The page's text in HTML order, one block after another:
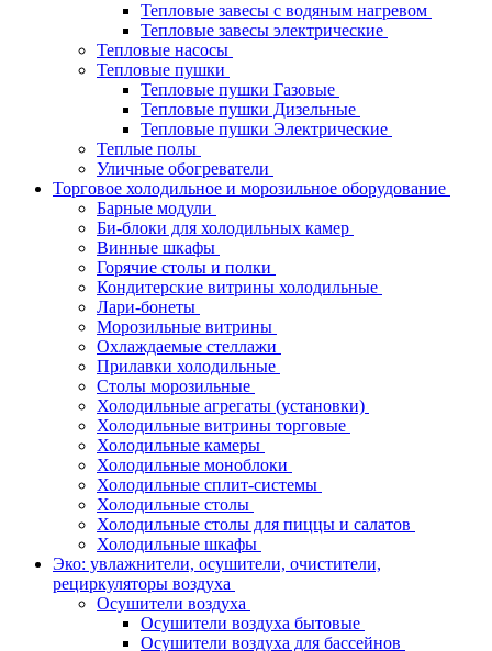
Тепловые завесы с водяным нагревом
Тепловые завесы электрические
Тепловые насосы
Тепловые пушки
Тепловые пушки Газовые
Тепловые пушки Дизельные
Тепловые пушки Электрические
Теплые полы
Уличные обогреватели
Торговое холодильное и морозильное оборудование
Барные модули
Би-блоки для холодильных камер
Винные шкафы
Горячие столы и полки
Кондитерские витрины холодильные
Лари-бонеты
Морозильные витрины
Охлаждаемые стеллажи
Прилавки холодильные
Столы морозильные
Холодильные агрегаты (установки)
Холодильные витрины торговые
Холодильные камеры
Холодильные моноблоки
Холодильные сплит-системы
Холодильные столы
Холодильные столы для пиццы и салатов
Холодильные шкафы
Эко: увлажнители, осушители, очистители,
рециркуляторы воздуха
Осушители воздуха
Осушители воздуха бытовые
Осушители воздуха для бассейнов